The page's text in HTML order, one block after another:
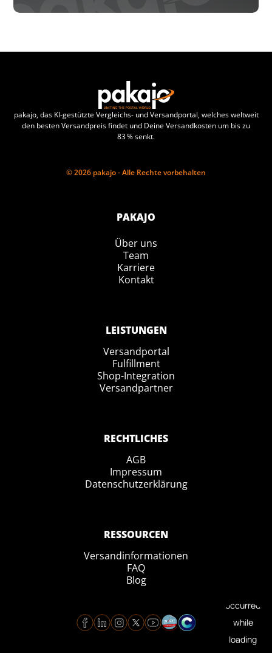
pakajo, das KI-gestützte Vergleichs- und Versandportal, welches weltweit
den besten Versandpreis findet und Deine Versandkosten um bis zu
83 % senkt.
© 2026 pakajo - Alle Rechte vorbehalten
PAKAJO
Über uns
Team
Karriere
Kontakt
LEISTUNGEN
Versandportal
Fulfillment
Shop-Integration
Versandpartner
RECHTLICHES
AGB
Impressum
Datenschutzerklärung
RESSOURCEN
Versandinformationen
FAQ
Blog